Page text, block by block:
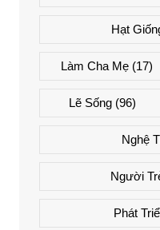
Hạt
Làm Cha Mẹ (17)
Lẽ Sống (96)
Nghệ
Người
Phát